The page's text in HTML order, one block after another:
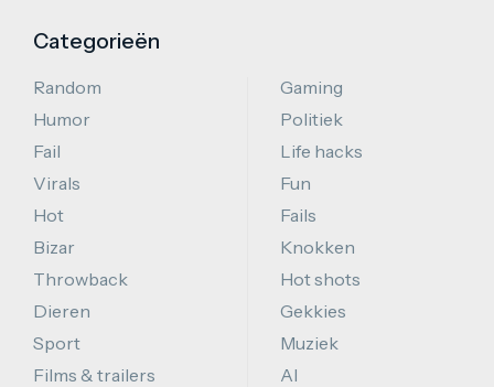
Categorieën
Random
Humor
Fail
Virals
Hot
Bizar
Throwback
Dieren
Sport
Films & trailers
Gaming
Politiek
Life hacks
Fun
Fails
Knokken
Hot shots
Gekkies
Muziek
AI